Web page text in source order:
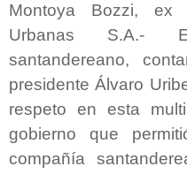
Montoya Bozzi, ex
Urbanas S.A.-
santandereano,
presidente Álvaro
respeto en esta
gobierno que
compañía